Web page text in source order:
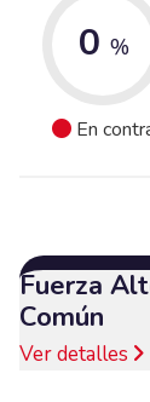
0 %
En
Fuerza
Común
Ver detalles